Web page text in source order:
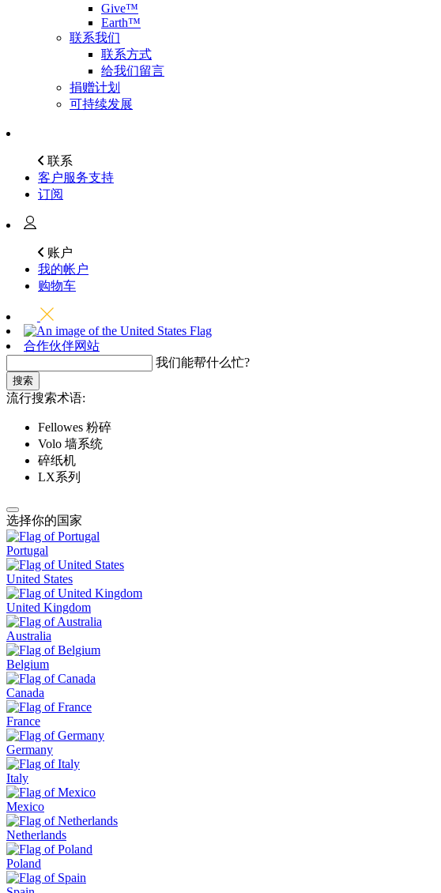
Give™
Earth™
联系我们
联系方式
给我们留言
捐赠计划
可持续发展
联系
客户服务支持
订阅
账户
我的帐户
购物车
合作伙伴网站
我们能帮什么忙?
搜索
流行搜索术语:
Fellowes 粉碎
Volo 墙系统
碎纸机
LX系列
选择你的国家
Portugal
United States
United Kingdom
Australia
Belgium
Canada
France
Germany
Italy
Mexico
Netherlands
Poland